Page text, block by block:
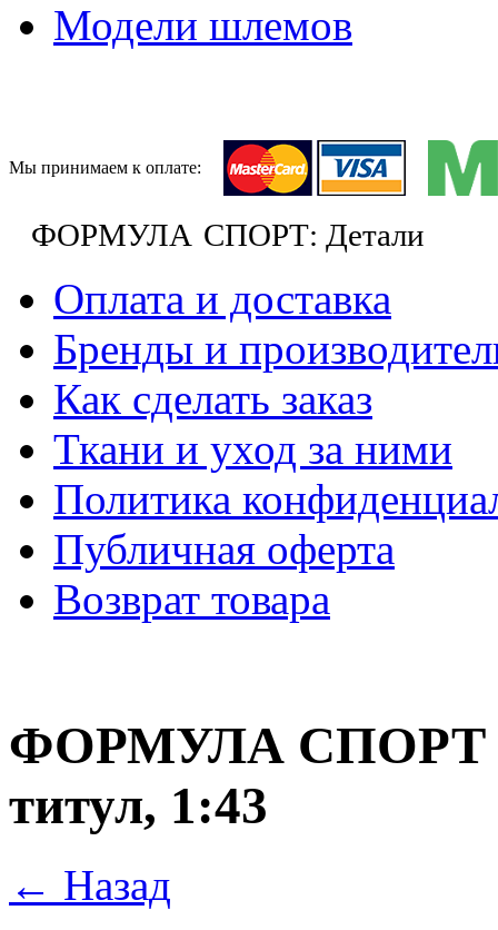
Модели шлемов
Мы принимаем к оплате:
ФОРМУЛА СПОРТ: Детали
Оплата и доставка
Бренды и
Как сделать заказ
Ткани и уход за ними
Политика
Публичная оферта
Возврат товара
ФОРМУЛА СПОРТ
титул, 1:43
← Назад